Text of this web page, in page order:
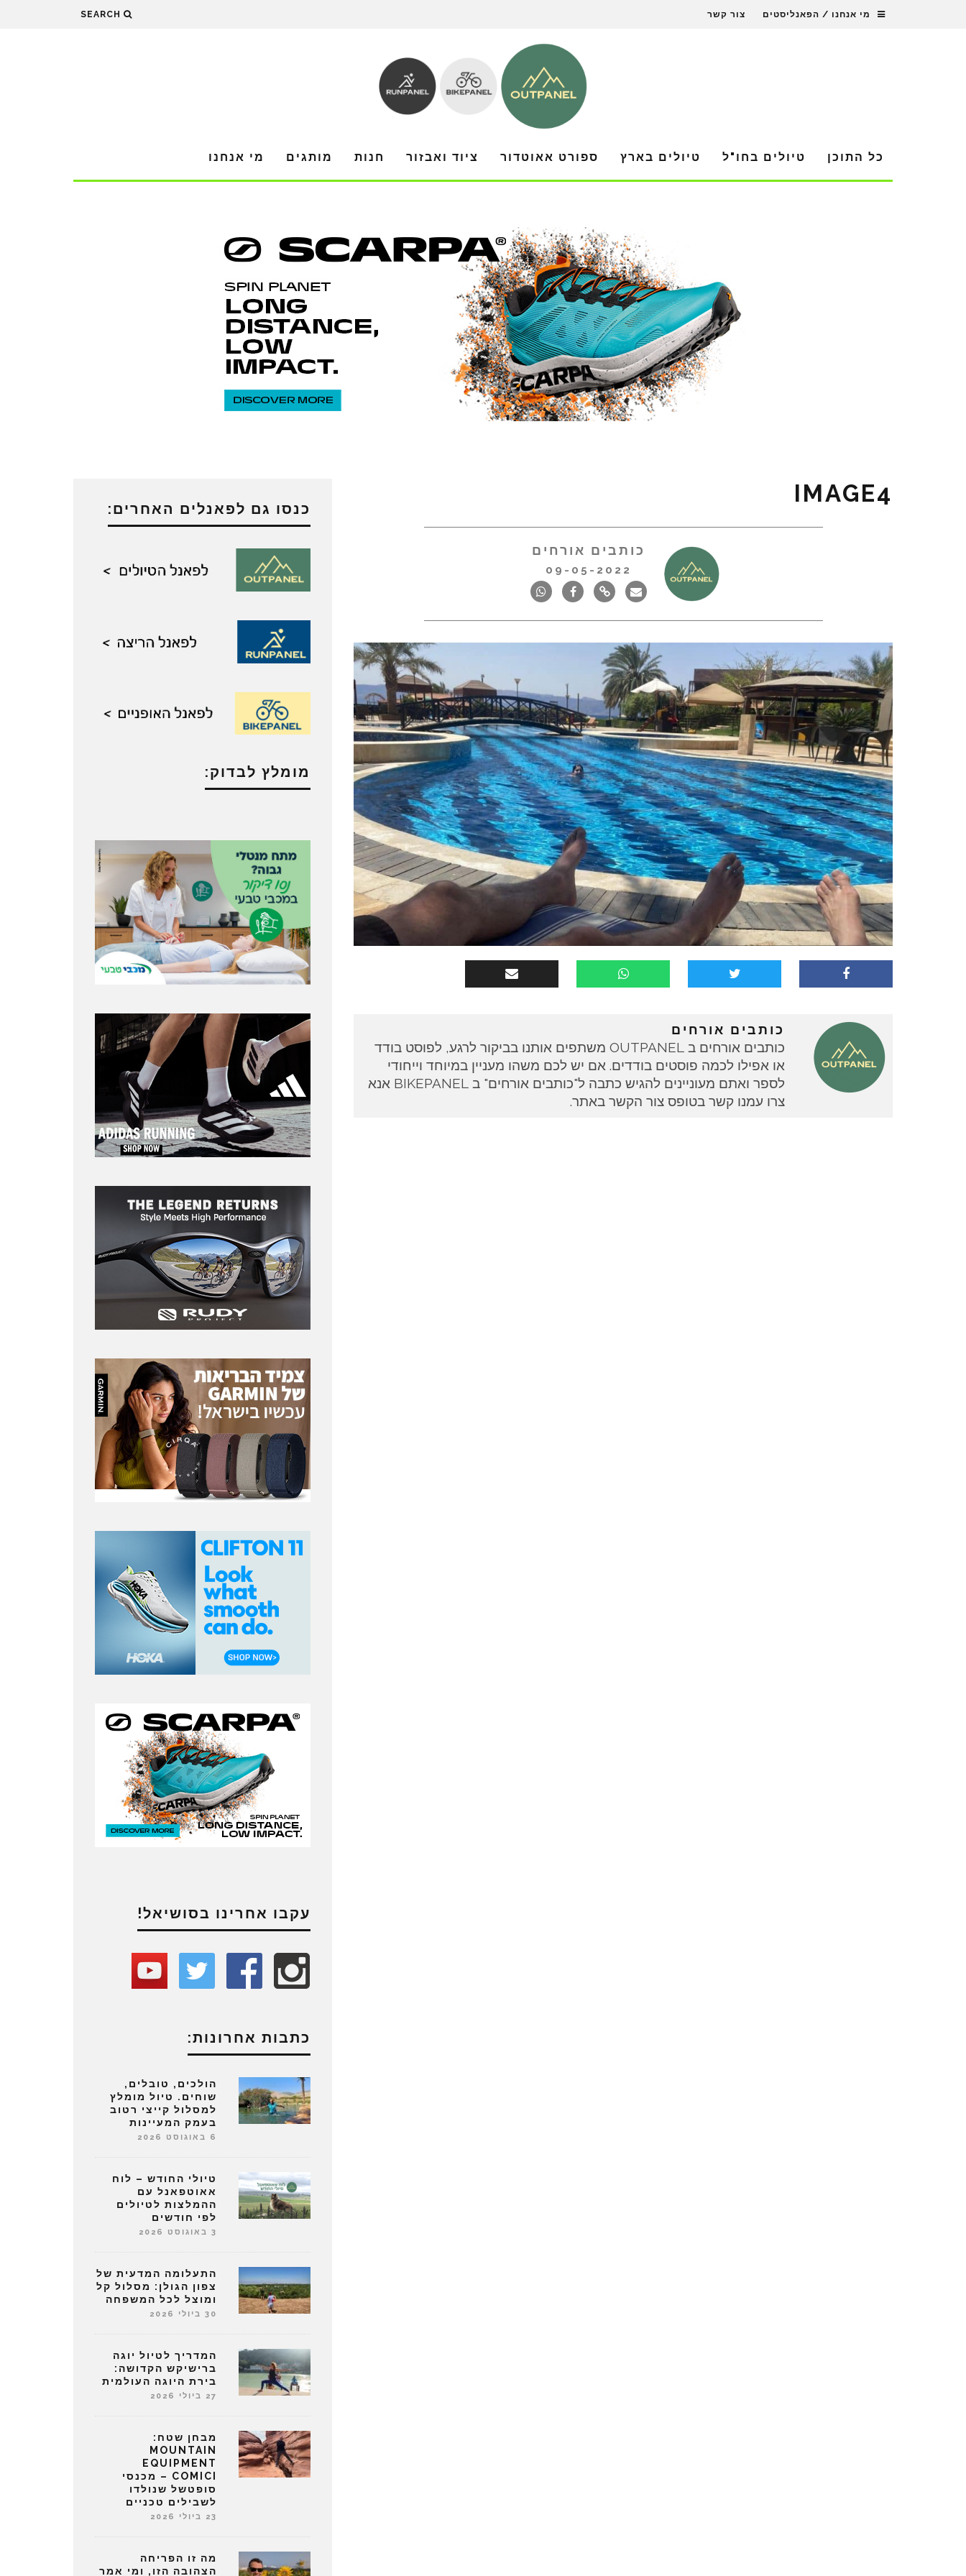
מי אנחנו / הפאנליסטים צור קשר SEARCH
כל התוכן טיולים בחו"ל טיולים בארץ ספורט אאוטדור ציוד ואבזור חנות מותגים מי אנחנו
IMAGE4
כותבים אורחים
09-05-2022
כותבים אורחים
כותבים אורחים ב OUTPANEL משתפים אותנו בביקור לרגע, לפוסט בודד
או אפילו לכמה פוסטים בודדים. אם יש לכם משהו מעניין במיוחד וייחודי
לספר ואתם מעוניינים להגיש כתבה ל"כותבים אורחים" ב BIKEPANEL אנא
צרו עמנו קשר בטופס צור הקשר באתר.
כנסו גם לפאנלים האחרים:
מומלץ לבדוק:
עקבו אחרינו בסושיאל!
כתבות אחרונות:
הולכים, טובלים,
שוחים. טיול מומלץ
למסלול קייצי רטוב
בעמק המעיינות
6 באוגוסט 2026
טיולי החודש – לוח
אאוטפאנל עם
ההמלצות לטיולים
לפי חודשים
3 באוגוסט 2026
התעלומה המדעית של
צפון הגולן: מסלול קל
ומוצל לכל המשפחה
30 ביולי 2026
המדריך לטיול יוגה
ברישיקש הקדושה:
בירת היוגה העולמית
27 ביולי 2026
מבחן שטח:
MOUNTAIN
EQUIPMENT
COMICI – מכנסי
סופטשל שנולדו
לשבילים טכניים
23 ביולי 2026
מה זו הפריחה
הצהובה הזו, ומי אמר